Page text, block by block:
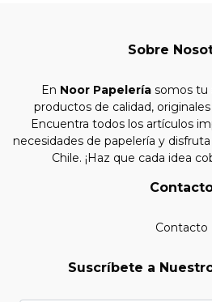
Sobre
En Noor Papeleríasomos tu
productos de calidad,
Encuentra todos los artículos
necesidades de papelería y
Chile. ¡Haz que cada idea
Contacto
Suscríbete a